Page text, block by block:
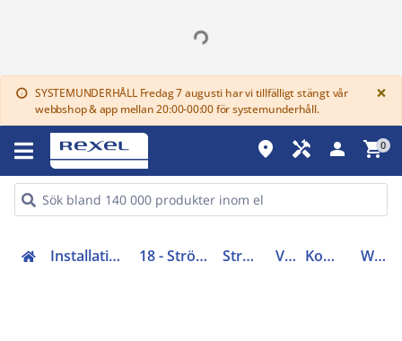
info SYSTEMUNDERHÅLL Fredag 7 augusti har vi tillfälligt stängt vår
webbshop & app mellan 20:00-00:00 för systemunderhåll.
×
place handyman person shopping_cart0
Installationsmateriel (11-15, 17, 18) 18 - Strömställare och vägguttag Strömställarsystem Vägguttag Kompletta vägguttag WDE002182